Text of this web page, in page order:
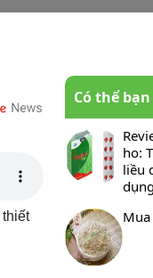
Có thể
ho:
liều
dụng